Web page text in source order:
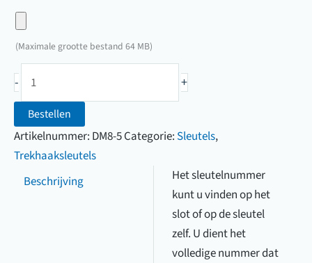
van
uw
sleutel
foto
van
uw
sleutel
(Maximale grootte bestand 64 MB)
-
Westfalia
(2W01
t/m
2W50)
+
Bestellen
Artikelnummer: DM8-5Categorie: Sleutels,
Trekhaaksleutels
Beschrijving
Het sleutelnummer
kunt u vinden op het
slot of op de sleutel
zelf. U dient het
volledige nummer dat